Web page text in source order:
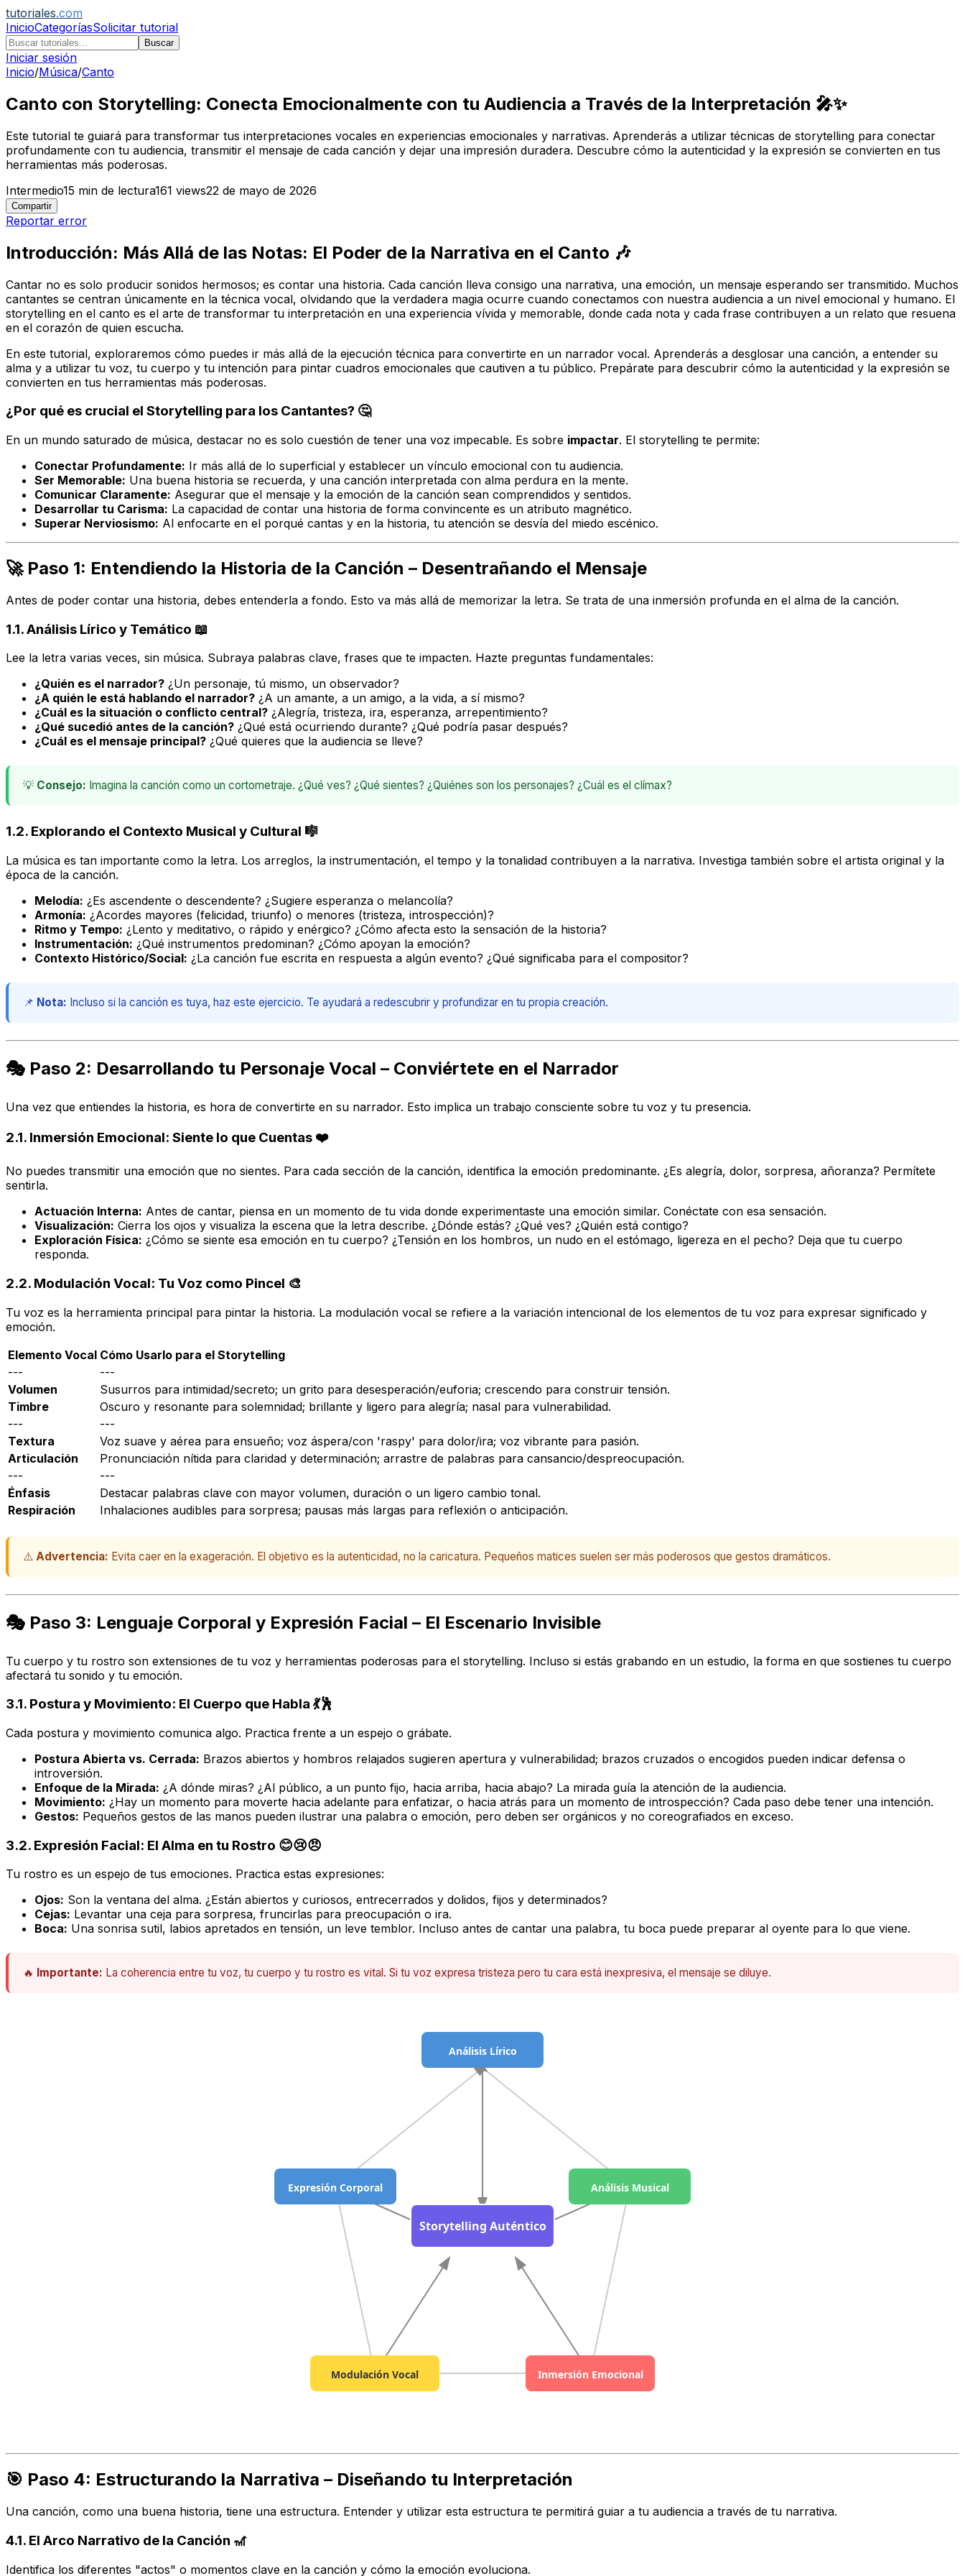
tutoriales.com
InicioCategoríasSolicitar tutorial
Buscar
Iniciar sesión
Inicio/Música/Canto
Canto con Storytelling: Conecta Emocionalmente con tu Audiencia a Través de la Interpretación 🎤✨
Este tutorial te guiará para transformar tus interpretaciones vocales en experiencias emocionales y narrativas. Aprenderás a utilizar técnicas de storytelling para conectar
profundamente con tu audiencia, transmitir el mensaje de cada canción y dejar una impresión duradera. Descubre cómo la autenticidad y la expresión se convierten en tus
herramientas más poderosas.
Intermedio15 min de lectura161 views22 de mayo de 2026
Compartir
Reportar error
Introducción: Más Allá de las Notas: El Poder de la Narrativa en el Canto 🎶
Cantar no es solo producir sonidos hermosos; es contar una historia. Cada canción lleva consigo una narrativa, una emoción, un mensaje esperando ser transmitido. Muchos
cantantes se centran únicamente en la técnica vocal, olvidando que la verdadera magia ocurre cuando conectamos con nuestra audiencia a un nivel emocional y humano. El
storytelling en el canto es el arte de transformar tu interpretación en una experiencia vívida y memorable, donde cada nota y cada frase contribuyen a un relato que resuena
en el corazón de quien escucha.
En este tutorial, exploraremos cómo puedes ir más allá de la ejecución técnica para convertirte en un narrador vocal. Aprenderás a desglosar una canción, a entender su
alma y a utilizar tu voz, tu cuerpo y tu intención para pintar cuadros emocionales que cautiven a tu público. Prepárate para descubrir cómo la autenticidad y la expresión se
convierten en tus herramientas más poderosas.
¿Por qué es crucial el Storytelling para los Cantantes? 🤔
En un mundo saturado de música, destacar no es solo cuestión de tener una voz impecable. Es sobre impactar. El storytelling te permite:
Conectar Profundamente: Ir más allá de lo superficial y establecer un vínculo emocional con tu audiencia.
Ser Memorable: Una buena historia se recuerda, y una canción interpretada con alma perdura en la mente.
Comunicar Claramente: Asegurar que el mensaje y la emoción de la canción sean comprendidos y sentidos.
Desarrollar tu Carisma: La capacidad de contar una historia de forma convincente es un atributo magnético.
Superar Nerviosismo: Al enfocarte en el porqué cantas y en la historia, tu atención se desvía del miedo escénico.
🚀 Paso 1: Entendiendo la Historia de la Canción – Desentrañando el Mensaje
Antes de poder contar una historia, debes entenderla a fondo. Esto va más allá de memorizar la letra. Se trata de una inmersión profunda en el alma de la canción.
1.1. Análisis Lírico y Temático 📖
Lee la letra varias veces, sin música. Subraya palabras clave, frases que te impacten. Hazte preguntas fundamentales:
¿Quién es el narrador? ¿Un personaje, tú mismo, un observador?
¿A quién le está hablando el narrador? ¿A un amante, a un amigo, a la vida, a sí mismo?
¿Cuál es la situación o conflicto central? ¿Alegría, tristeza, ira, esperanza, arrepentimiento?
¿Qué sucedió antes de la canción? ¿Qué está ocurriendo durante? ¿Qué podría pasar después?
¿Cuál es el mensaje principal? ¿Qué quieres que la audiencia se lleve?
💡 Consejo: Imagina la canción como un cortometraje. ¿Qué ves? ¿Qué sientes? ¿Quiénes son los personajes? ¿Cuál es el clímax?
1.2. Explorando el Contexto Musical y Cultural 🎼
La música es tan importante como la letra. Los arreglos, la instrumentación, el tempo y la tonalidad contribuyen a la narrativa. Investiga también sobre el artista original y la
época de la canción.
Melodía: ¿Es ascendente o descendente? ¿Sugiere esperanza o melancolía?
Armonía: ¿Acordes mayores (felicidad, triunfo) o menores (tristeza, introspección)?
Ritmo y Tempo: ¿Lento y meditativo, o rápido y enérgico? ¿Cómo afecta esto la sensación de la historia?
Instrumentación: ¿Qué instrumentos predominan? ¿Cómo apoyan la emoción?
Contexto Histórico/Social: ¿La canción fue escrita en respuesta a algún evento? ¿Qué significaba para el compositor?
📌 Nota: Incluso si la canción es tuya, haz este ejercicio. Te ayudará a redescubrir y profundizar en tu propia creación.
🎭 Paso 2: Desarrollando tu Personaje Vocal – Conviértete en el Narrador
Una vez que entiendes la historia, es hora de convertirte en su narrador. Esto implica un trabajo consciente sobre tu voz y tu presencia.
2.1. Inmersión Emocional: Siente lo que Cuentas ❤️
No puedes transmitir una emoción que no sientes. Para cada sección de la canción, identifica la emoción predominante. ¿Es alegría, dolor, sorpresa, añoranza? Permítete
sentirla.
Actuación Interna: Antes de cantar, piensa en un momento de tu vida donde experimentaste una emoción similar. Conéctate con esa sensación.
Visualización: Cierra los ojos y visualiza la escena que la letra describe. ¿Dónde estás? ¿Qué ves? ¿Quién está contigo?
Exploración Física: ¿Cómo se siente esa emoción en tu cuerpo? ¿Tensión en los hombros, un nudo en el estómago, ligereza en el pecho? Deja que tu cuerpo
responda.
2.2. Modulación Vocal: Tu Voz como Pincel 🎨
Tu voz es la herramienta principal para pintar la historia. La modulación vocal se refiere a la variación intencional de los elementos de tu voz para expresar significado y
emoción.
Elemento Vocal Cómo Usarlo para el Storytelling
---
---
Volumen
Susurros para intimidad/secreto; un grito para desesperación/euforia; crescendo para construir tensión.
Timbre
Oscuro y resonante para solemnidad; brillante y ligero para alegría; nasal para vulnerabilidad.
---
---
Textura
Voz suave y aérea para ensueño; voz áspera/con 'raspy' para dolor/ira; voz vibrante para pasión.
Articulación
Pronunciación nítida para claridad y determinación; arrastre de palabras para cansancio/despreocupación.
---
---
Énfasis
Destacar palabras clave con mayor volumen, duración o un ligero cambio tonal.
Respiración
Inhalaciones audibles para sorpresa; pausas más largas para reflexión o anticipación.
⚠️ Advertencia: Evita caer en la exageración. El objetivo es la autenticidad, no la caricatura. Pequeños matices suelen ser más poderosos que gestos dramáticos.
🎭 Paso 3: Lenguaje Corporal y Expresión Facial – El Escenario Invisible
Tu cuerpo y tu rostro son extensiones de tu voz y herramientas poderosas para el storytelling. Incluso si estás grabando en un estudio, la forma en que sostienes tu cuerpo
afectará tu sonido y tu emoción.
3.1. Postura y Movimiento: El Cuerpo que Habla 💃🕺
Cada postura y movimiento comunica algo. Practica frente a un espejo o grábate.
Postura Abierta vs. Cerrada: Brazos abiertos y hombros relajados sugieren apertura y vulnerabilidad; brazos cruzados o encogidos pueden indicar defensa o
introversión.
Enfoque de la Mirada: ¿A dónde miras? ¿Al público, a un punto fijo, hacia arriba, hacia abajo? La mirada guía la atención de la audiencia.
Movimiento: ¿Hay un momento para moverte hacia adelante para enfatizar, o hacia atrás para un momento de introspección? Cada paso debe tener una intención.
Gestos: Pequeños gestos de las manos pueden ilustrar una palabra o emoción, pero deben ser orgánicos y no coreografiados en exceso.
3.2. Expresión Facial: El Alma en tu Rostro 😊😢😠
Tu rostro es un espejo de tus emociones. Practica estas expresiones:
Ojos: Son la ventana del alma. ¿Están abiertos y curiosos, entrecerrados y dolidos, fijos y determinados?
Cejas: Levantar una ceja para sorpresa, fruncirlas para preocupación o ira.
Boca: Una sonrisa sutil, labios apretados en tensión, un leve temblor. Incluso antes de cantar una palabra, tu boca puede preparar al oyente para lo que viene.
🔥 Importante: La coherencia entre tu voz, tu cuerpo y tu rostro es vital. Si tu voz expresa tristeza pero tu cara está inexpresiva, el mensaje se diluye.
Análisis Lírico
Análisis Musical
Inmersión Emocional
Modulación Vocal
Expresión Corporal
Storytelling Auténtico
🎯 Paso 4: Estructurando la Narrativa – Diseñando tu Interpretación
Una canción, como una buena historia, tiene una estructura. Entender y utilizar esta estructura te permitirá guiar a tu audiencia a través de tu narrativa.
4.1. El Arco Narrativo de la Canción 🎢
Identifica los diferentes "actos" o momentos clave en la canción y cómo la emoción evoluciona.